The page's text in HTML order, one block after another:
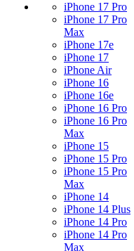
iPhone 17 Pro
iPhone 17 Pro
Max
iPhone 17e
iPhone 17
iPhone Air
iPhone 16
iPhone 16e
iPhone 16 Pro
iPhone 16 Pro
Max
iPhone 15
iPhone 15 Pro
iPhone 15 Pro
Max
iPhone 14
iPhone 14 Plus
iPhone 14 Pro
iPhone 14 Pro
Max